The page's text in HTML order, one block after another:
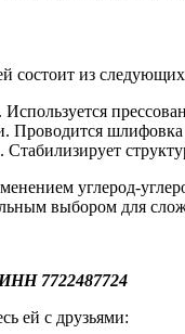
состоит из
Проводится
Стабилизирует
углерод-
выбором для
7722487724
ей с друзьями: